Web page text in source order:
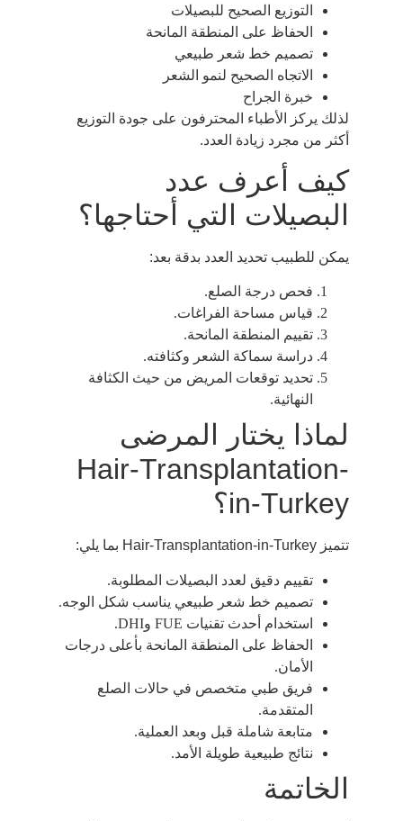
التوزيع الصحيح للبصيلات
الحفاظ على المنطقة المانحة
تصميم خط شعر طبيعي
الاتجاه الصحيح لنمو الشعر
خبرة الجراح
لذلك يركز الأطباء المحترفون على جودة التوزيع
أكثر من مجرد زيادة العدد.
كيف أعرف عدد
البصيلات التي أحتاجها؟
يمكن للطبيب تحديد العدد بدقة بعد:
فحص درجة الصلع.
قياس مساحة الفراغات.
تقييم المنطقة المانحة.
دراسة سماكة الشعر وكثافته.
تحديد توقعات المريض من حيث الكثافة
النهائية.
لماذا يختار المرضى
Hair-Transplantation-
in-Turkey؟
تتميز Hair-Transplantation-in-Turkey بما يلي:
تقييم دقيق لعدد البصيلات المطلوبة.
تصميم خط شعر طبيعي يناسب شكل الوجه.
استخدام أحدث تقنيات FUE وDHI.
الحفاظ على المنطقة المانحة بأعلى درجات
الأمان.
فريق طبي متخصص في حالات الصلع
المتقدمة.
متابعة شاملة قبل وبعد العملية.
نتائج طبيعية طويلة الأمد.
الخاتمة